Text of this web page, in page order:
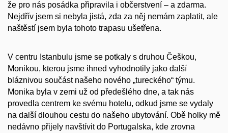
že pro nás posádka připravila i občerstvení – a zdarma.
Nejdřív jsem si nebyla jistá, zda za něj nemám zaplatit, ale
naštěstí jsem byla tohoto trapasu ušetřena.
V centru Istanbulu jsme se potkaly s druhou Češkou,
Monikou, kterou jsme ihned vyhodnotily jako další
bláznivou součást našeho nového „tureckého“ týmu.
Monika byla v zemi už od předešlého dne, a tak nás
provedla centrem ke svému hotelu, odkud jsme se vydaly
na další dlouhou cestu do našeho ubytování. Obě holky mě
nedávno přijely navštívit do Portugalska, kde zrovna